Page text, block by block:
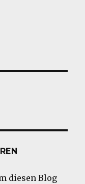
diesen Blog